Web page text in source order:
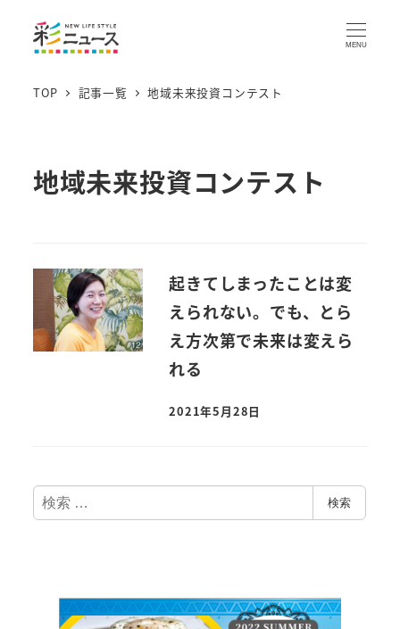
MENU
TOP 記事一覧 地域未来投資コンテスト
地域未来投資コンテスト
起きてしまったことは変
えられない。でも、とら
え方次第で未来は変えら
れる
2021年5月28日
検
索
検索